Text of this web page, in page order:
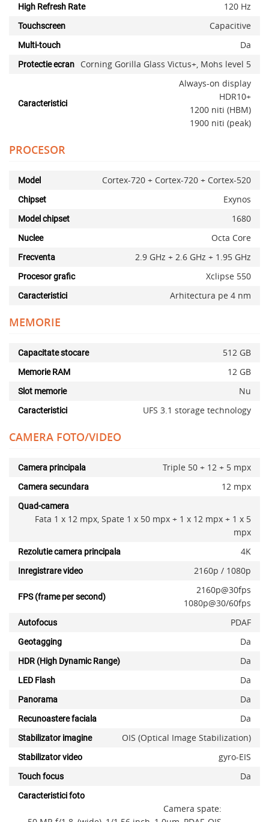
High Refresh Rate 120 Hz
Touchscreen Capacitive
Multi-touch Da
Protectie ecran Corning Gorilla Glass Victus+, Mohs level 5
Caracteristici
Always-on display
HDR10+
1200 niti (HBM)
1900 niti (peak)
PROCESOR
Model Cortex-720 + Cortex-720 + Cortex-520
Chipset Exynos
Model chipset 1680
Nuclee Octa Core
Frecventa 2.9 GHz + 2.6 GHz + 1.95 GHz
Procesor grafic Xclipse 550
Caracteristici Arhitectura pe 4 nm
MEMORIE
Capacitate stocare 512 GB
Memorie RAM 12 GB
Slot memorie Nu
Caracteristici UFS 3.1 storage technology
CAMERA FOTO/VIDEO
Camera principala Triple 50 + 12 + 5 mpx
Camera secundara 12 mpx
Quad-camera
Fata 1 x 12 mpx, Spate 1 x 50 mpx + 1 x 12 mpx + 1 x 5
mpx
Rezolutie camera principala 4K
Inregistrare video 2160p / 1080p
FPS (frame per second)
2160p@30fps
1080p@30/60fps
Autofocus PDAF
Geotagging Da
HDR (High Dynamic Range) Da
LED Flash Da
Panorama Da
Recunoastere faciala Da
Stabilizator imagine OIS (Optical Image Stabilization)
Stabilizator video gyro-EIS
Touch focus Da
Caracteristici foto
Camera spate: